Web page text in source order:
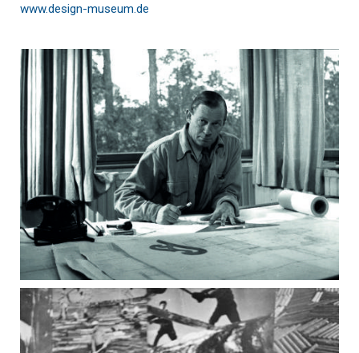
www.design-museum.de